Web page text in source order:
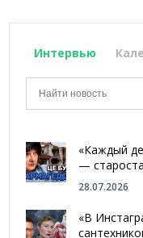
Интервью
«Каждый
—
28.07.2026
«В